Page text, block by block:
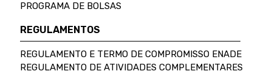
PROGRAMA DE BOLSAS
REGULAMENTOS
REGULAMENTO E TERMO DE COMPROMISSO ENADE
REGULAMENTO DE ATIVIDADES COMPLEMENTARES